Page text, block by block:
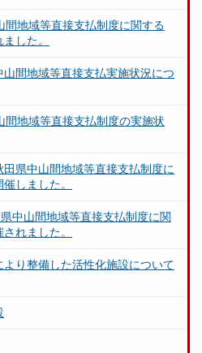
間地域等直接支払制度に関する
した。
間地域等直接支払実施状況につ
間地域等直接支払制度の実施状
県中山間地域等直接支払制度に
しました。
中山間地域等直接支払制度に関
れました。
り整備した活性化施設について